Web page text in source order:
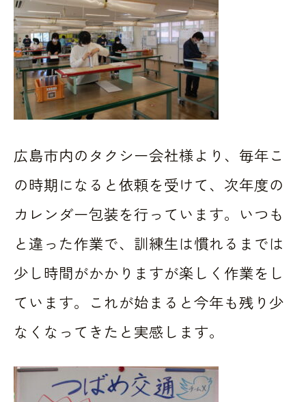
広島市内のタクシー会社様より、毎年こ
の時期になると依頼を受けて、次年度の
カレンダー包装を行っています。いつも
と違った作業で、訓練生は慣れるまでは
少し時間がかかりますが楽しく作業をし
ています。これが始まると今年も残り少
なくなってきたと実感します。